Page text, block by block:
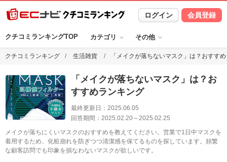
ログイン 会員登録
クチコミランキングTOP カテゴリ その他
クチコミランキング 生活雑貨 「メイクが落ちないマスク」は？おすす
「メイクが落ちないマスク」は？お
すすめランキング
最終更新日： 2025.06.05
回答期間： 2025.02.20～2025.02.25
メイクが落ちにくいマスクのおすすめを教えてください。営業で1日中マスクを
着用するため、化粧崩れを防ぎつつ清潔感を保てるものを探しています。頻繁
な顧客訪問でも印象を損なわないマスクが欲しいです。